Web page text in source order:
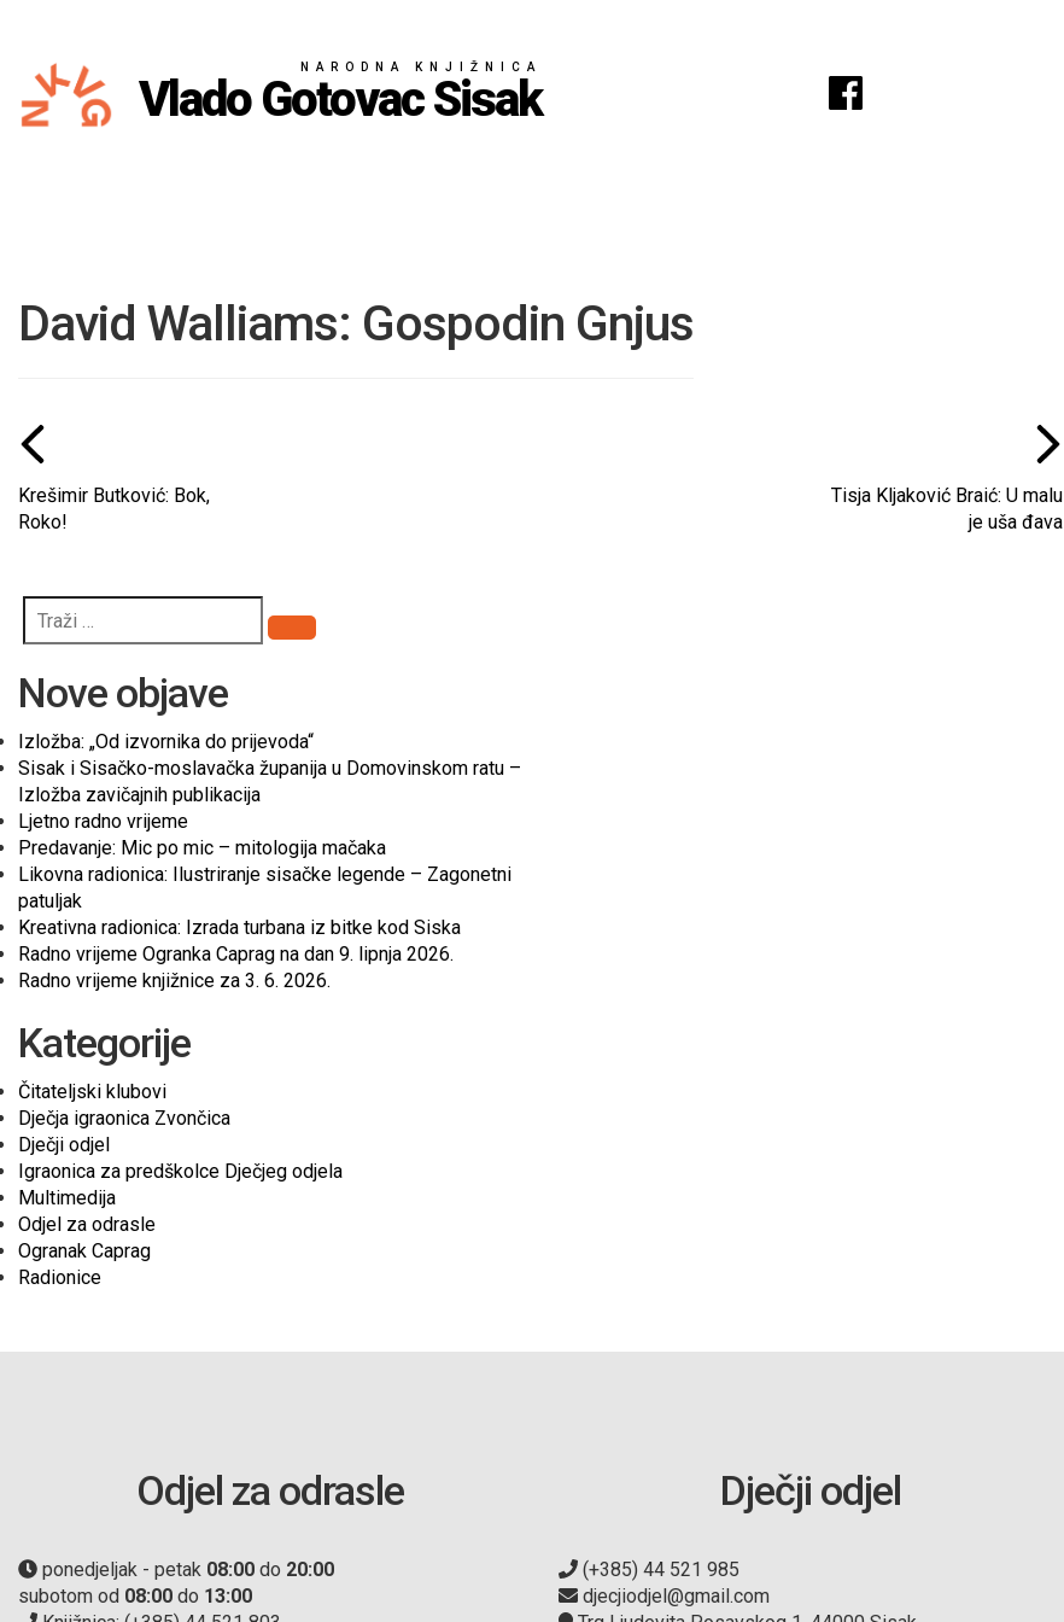
NARODNA KNJIŽNICA
Vlado Gotovac Sisak
David Walliams: Gospodin Gnjus
Krešimir Butković: Bok,
Roko!
Tisja Kljaković Braić: U malu
je uša đava
Pretraži
Nove objave
Izložba: „Od izvornika do prijevoda“
Sisak i Sisačko-moslavačka županija u Domovinskom ratu –
Izložba zavičajnih publikacija
Ljetno radno vrijeme
Predavanje: Mic po mic – mitologija mačaka
Likovna radionica: Ilustriranje sisačke legende – Zagonetni
patuljak
Kreativna radionica: Izrada turbana iz bitke kod Siska
Radno vrijeme Ogranka Caprag na dan 9. lipnja 2026.
Radno vrijeme knjižnice za 3. 6. 2026.
Kategorije
Čitateljski klubovi
Dječja igraonica Zvončica
Dječji odjel
Igraonica za predškolce Dječjeg odjela
Multimedija
Odjel za odrasle
Ogranak Caprag
Radionice
Odjel za odrasle
ponedjeljak - petak 08:00 do 20:00
subotom od 08:00 do 13:00
Dječji odjel
(+385) 44 521 985
djecjiodjel@gmail.com